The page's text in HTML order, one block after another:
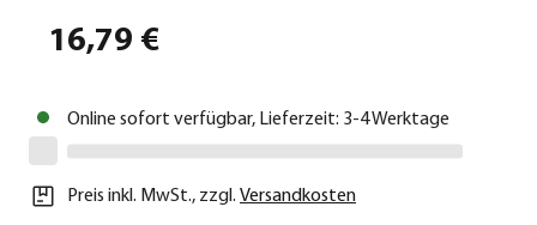
16,79 €
Online sofort verfügbar, Lieferzeit: 3-4 Werktage
Preis inkl. MwSt., zzgl. Versandkosten